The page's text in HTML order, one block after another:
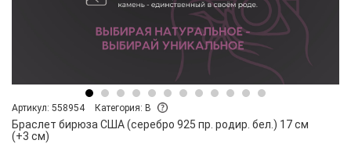
Артикул: 558954 Категория: B
Браслет бирюза США (серебро 925 пр. родир. бел.) 17 см
(+3 см)